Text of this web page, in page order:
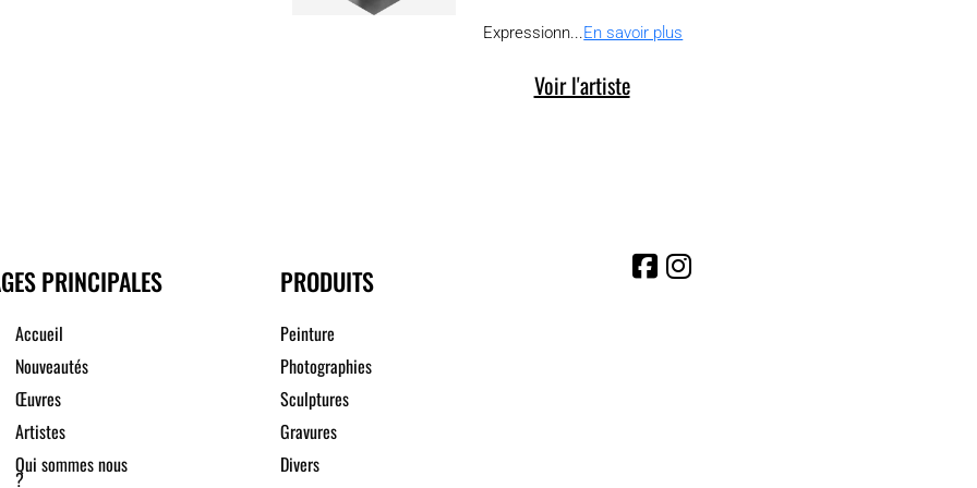
Expressionn...En savoir plus
Voir l'artiste
PRINCIPALES
Accueil
Nouveautés
Œuvres
Artistes
Qui sommes nous
?
PRODUITS
Peinture
Photographies
Sculptures
Gravures
Divers